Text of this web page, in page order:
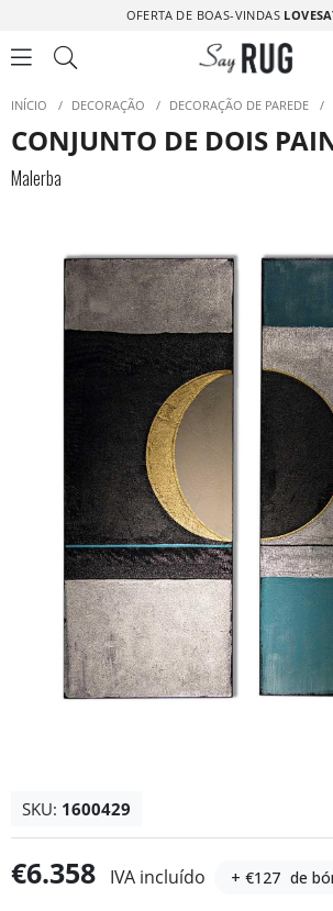
OFERTA DE BOAS-VINDAS
INÍCIO / DECORAÇÃO / DECORAÇÃO DE PAREDE /
CONJUNTO DE DOIS
Malerba
SKU: 1600429
€6.358 IVA incluído + €127 de